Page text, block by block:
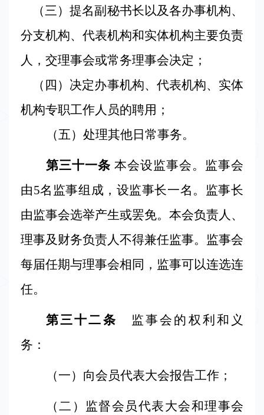
（三）提名副秘书长以及各办事机构、
分支机构、代表机构和实体机构主要负责
人，交理事会或常务理事会决定；
（四）决定办事机构、代表机构、实体
机构专职工作人员的聘用；
（五）处理其他日常事务。
第三十一条 本会设监事会。监事会
由5名监事组成，设监事长一名。监事长
由监事会选举产生或罢免。本会负责人、
理事及财务负责人不得兼任监事。监事会
每届任期与理事会相同，监事可以连选连
任。
第三十二条
监事会的权利和义
务：
（一）向会员代表大会报告工作；
（二）监督会员代表大会和理事会